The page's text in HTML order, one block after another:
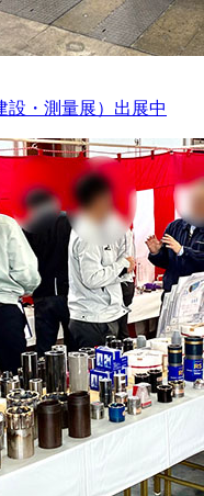
設・測量展）出展中